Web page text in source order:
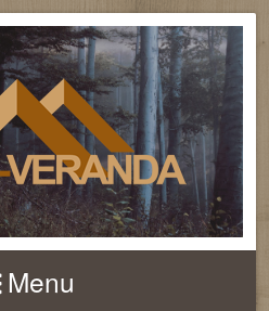
EN FEITEN
Menu